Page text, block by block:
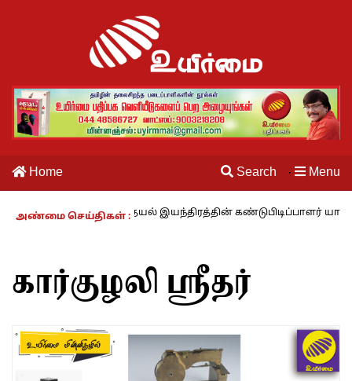
Home Search · Menu
அண்மை செய்திகள் :
– 27 : தையல் இயந்திரத்தின் கண்டுபிடிப்பாளர் யார்? -கார்குழலி
கார்குழலி ஸ்ரீதர்